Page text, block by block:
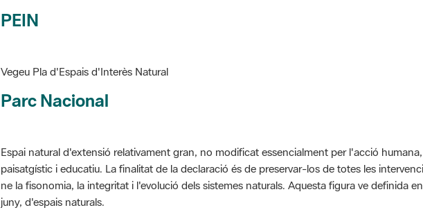
PEIN
Vegeu Pla d'Espais d'Interès Natural
Parc Nacional
Espai natural d'extensió relativament gran, no modificat essencialment per l'acció
paisatgístic i educatiu. La finalitat de la declaració és de preservar-los de totes les
ne la fisonomia, la integritat i l'evolució dels sistemes naturals. Aquesta figura ve definida
juny, d'espais naturals.